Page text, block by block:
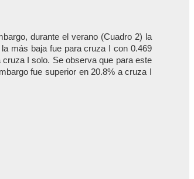
durante el verano (Cuadro 2) la
más baja fue para cruza I con 0.469
I solo. Se observa que para este
fue superior en 20.8% a cruza I